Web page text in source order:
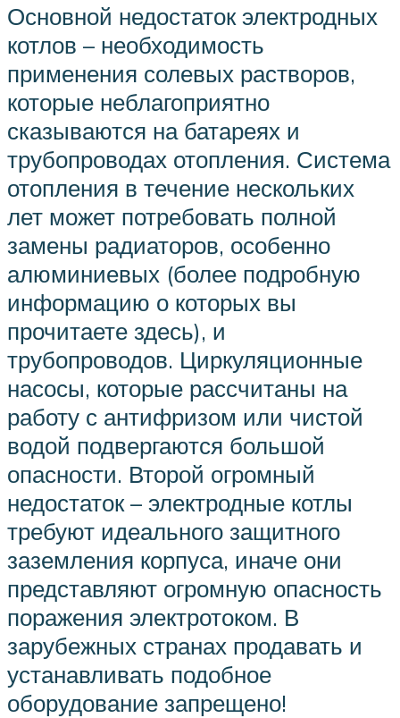
Основной недостаток электродных
котлов – необходимость
применения солевых растворов,
которые неблагоприятно
сказываются на батареях и
трубопроводах отопления. Система
отопления в течение нескольких
лет может потребовать полной
замены радиаторов, особенно
алюминиевых (более подробную
информацию о которых вы
прочитаете здесь), и
трубопроводов. Циркуляционные
насосы, которые рассчитаны на
работу с антифризом или чистой
водой подвергаются большой
опасности. Второй огромный
недостаток – электродные котлы
требуют идеального защитного
заземления корпуса, иначе они
представляют огромную опасность
поражения электротоком. В
зарубежных странах продавать и
устанавливать подобное
оборудование запрещено!